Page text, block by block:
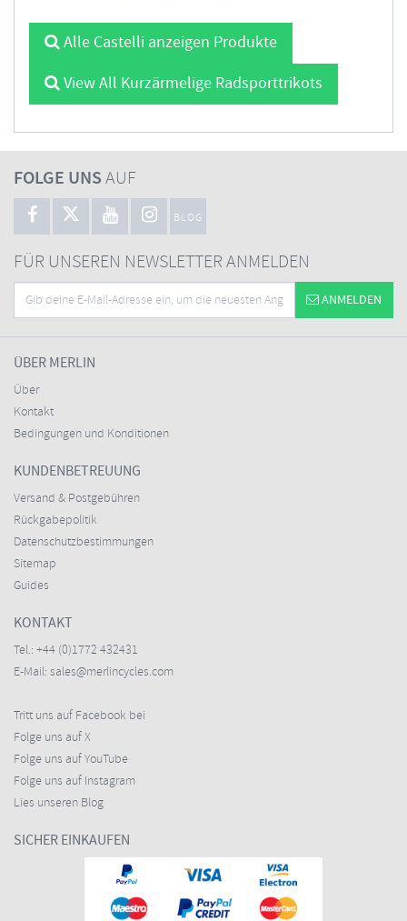
Alle Castelli anzeigen Produkte
View All Kurzärmelige Radsporttrikots
FOLGE UNSAUF
BLOG
FÜR UNSEREN NEWSLETTER ANMELDEN
ANMELDEN
ÜBER MERLIN
Über
Kontakt
Bedingungen und Konditionen
KUNDENBETREUUNG
Versand & Postgebühren
Rückgabepolitik
Datenschutzbestimmungen
Sitemap
Guides
KONTAKT
Tel.: +44 (0)1772 432431
E-Mail: sales@merlincycles.com
Tritt uns auf Facebook bei
Folge uns auf X
Folge uns auf YouTube
Folge uns auf Instagram
Lies unseren Blog
SICHER EINKAUFEN